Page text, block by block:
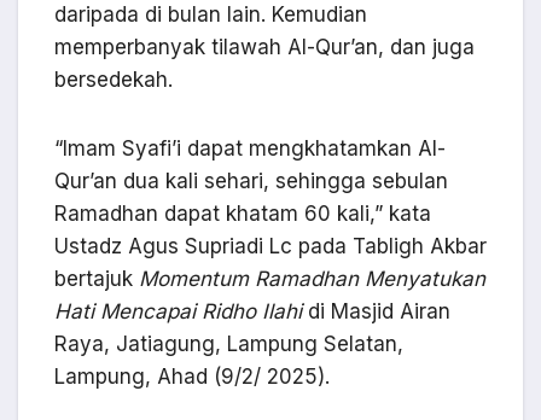
daripada di bulan lain. Kemudian
memperbanyak tilawah Al-Qur’an, dan juga
bersedekah.
“Imam Syafi’i dapat mengkhatamkan Al-
Qur’an dua kali sehari, sehingga sebulan
Ramadhan dapat khatam 60 kali,” kata
Ustadz Agus Supriadi Lc pada Tabligh Akbar
bertajuk Momentum Ramadhan Menyatukan
Hati Mencapai Ridho Ilahidi Masjid Airan
Raya, Jatiagung, Lampung Selatan,
Lampung, Ahad (9/2/ 2025).